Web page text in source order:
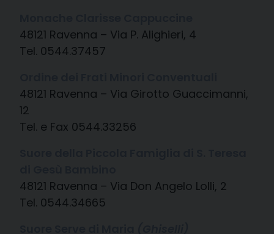
48121 Ravenna – Via P. Alighieri, 4
Tel. 0544.37457
48121 Ravenna – Via Girotto Guaccimanni,
12
Tel. e Fax 0544.33256
48121 Ravenna – Via Don Angelo Lolli, 2
Tel. 0544.34665